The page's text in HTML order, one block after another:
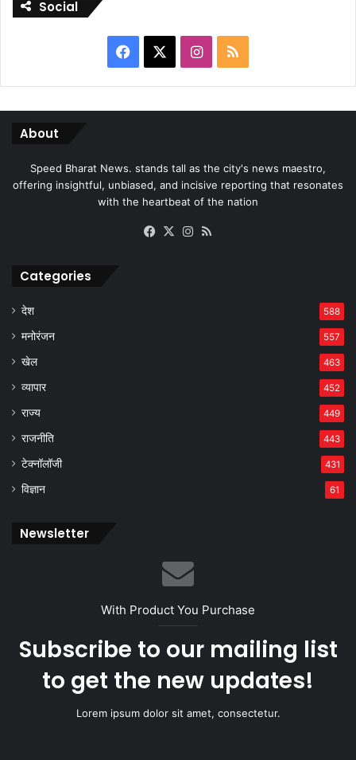
Social
Facebook Instagram
RSS
About
Speed Bharat News. stands tall as the city's news maestro,
offering insightful, unbiased, and incisive reporting that resonates
with the heartbeat of the nation
Facebook
X Instagram
Categories
देश 588
मनोरंजन 557
खेल 463
व्यापार 452
राज्य 449
राजनीति 443
टेक्नॉलॉजी 431
विज्ञान 61
Newsletter
With Product You Purchase
Subscribe to our mailing list
to get the new updates!
Lorem ipsum dolor sit amet, consectetur.